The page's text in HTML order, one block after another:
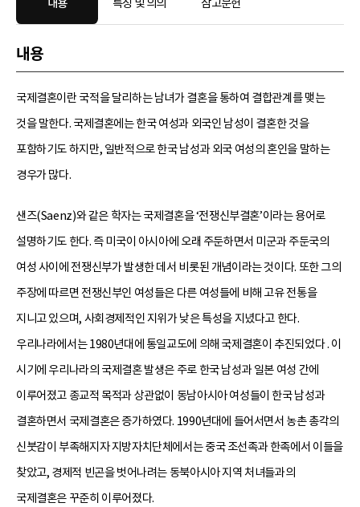
내용
국제결혼이란 국적을 달리하는 남녀가 결혼을 통하여 결합관계를 맺는
것을 말한다. 국제결혼에는 한국 여성과 외국인 남성이 결혼한 것을
포함하기도 하지만, 일반적으로 한국 남성과 외국 여성의 혼인을 말하는
경우가 많다.
샌즈(Saenz)와 같은 학자는 국제결혼을 ‘전쟁신부결혼’이라는 용어로
설명하기도 한다. 즉 미국이 아시아에 오래 주둔하면서 미군과 주둔국의
여성 사이에 전쟁신부가 발생한 데서 비롯된 개념이라는 것이다. 또한 그의
주장에 따르면 전쟁신부인 여성들은 다른 여성들에 비해 고유 전통을
지니고 있으며, 사회경제적인 지위가 낮은 특성을 지녔다고 한다.
우리나라에서는 1980년대에 통일교도에 의해 국제결혼이 추진되었다 . 이
시기에 우리나라의 국제결혼 발생은 주로 한국 남성과 일본 여성 간에
이루어졌고 종교적 목적과 상관없이 동남아시아 여성들이 한국 남성과
결혼하면서 국제결혼은 증가하였다. 1990년대에 들어서면서 농촌 총각의
신붓감이 부족해지자 지방자치단체에서는 중국 조선족과 한족에서 이들을
찾았고, 경제적 빈곤을 벗어나려는 동북아시아 지역 처녀들과의
국제결혼은 꾸준히 이루어졌다.